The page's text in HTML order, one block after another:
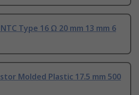
Type 16 Ω 20 mm 13 mm 6
Molded Plastic 17.5 mm 500